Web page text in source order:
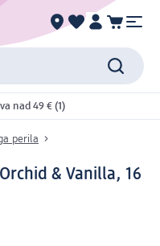
nad 49 € (1)
perila
& Vanilla, 16